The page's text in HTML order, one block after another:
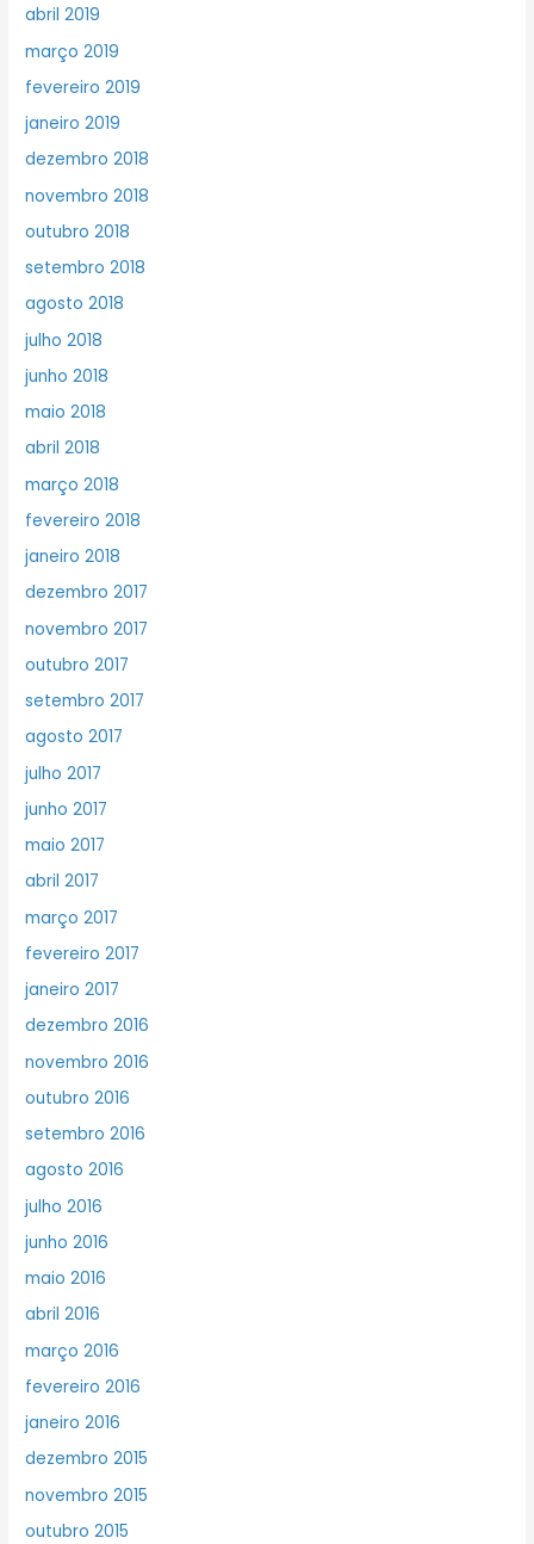
abril 2019
março 2019
fevereiro 2019
janeiro 2019
dezembro 2018
novembro 2018
outubro 2018
setembro 2018
agosto 2018
julho 2018
junho 2018
maio 2018
abril 2018
março 2018
fevereiro 2018
janeiro 2018
dezembro 2017
novembro 2017
outubro 2017
setembro 2017
agosto 2017
julho 2017
junho 2017
maio 2017
abril 2017
março 2017
fevereiro 2017
janeiro 2017
dezembro 2016
novembro 2016
outubro 2016
setembro 2016
agosto 2016
julho 2016
junho 2016
maio 2016
abril 2016
março 2016
fevereiro 2016
janeiro 2016
dezembro 2015
novembro 2015
outubro 2015